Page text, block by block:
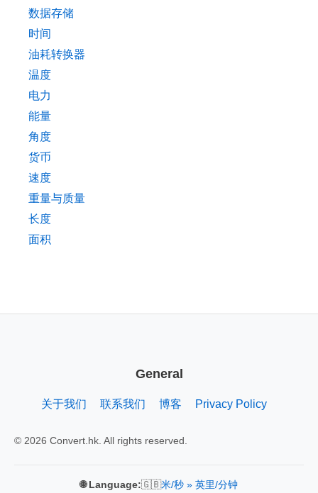
数据存储
时间
油耗转换器
温度
电力
能量
角度
货币
速度
重量与质量
长度
面积
General
关于我们 联系我们 博客 Privacy Policy
© 2026 Convert.hk. All rights reserved.
🌐 Language:🇬🇧米/秒 » 英里/分钟